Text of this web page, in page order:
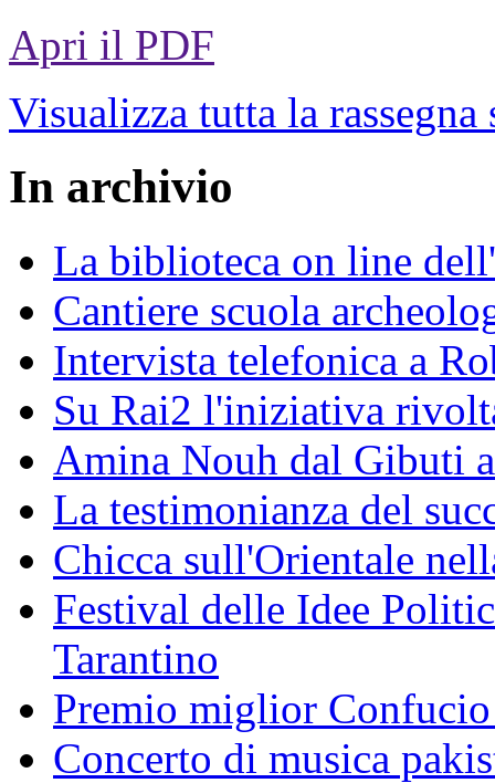
Apri il PDF
Visualizza tutta la rassegna
In archivio
La biblioteca on line
Cantiere scuola
Intervista telefonica a
Su Rai2 l'iniziativa
Amina Nouh dal Gibuti
La testimonianza del
Chicca sull'Orientale
Festival delle Idee
Tarantino
Premio miglior
Concerto di musica